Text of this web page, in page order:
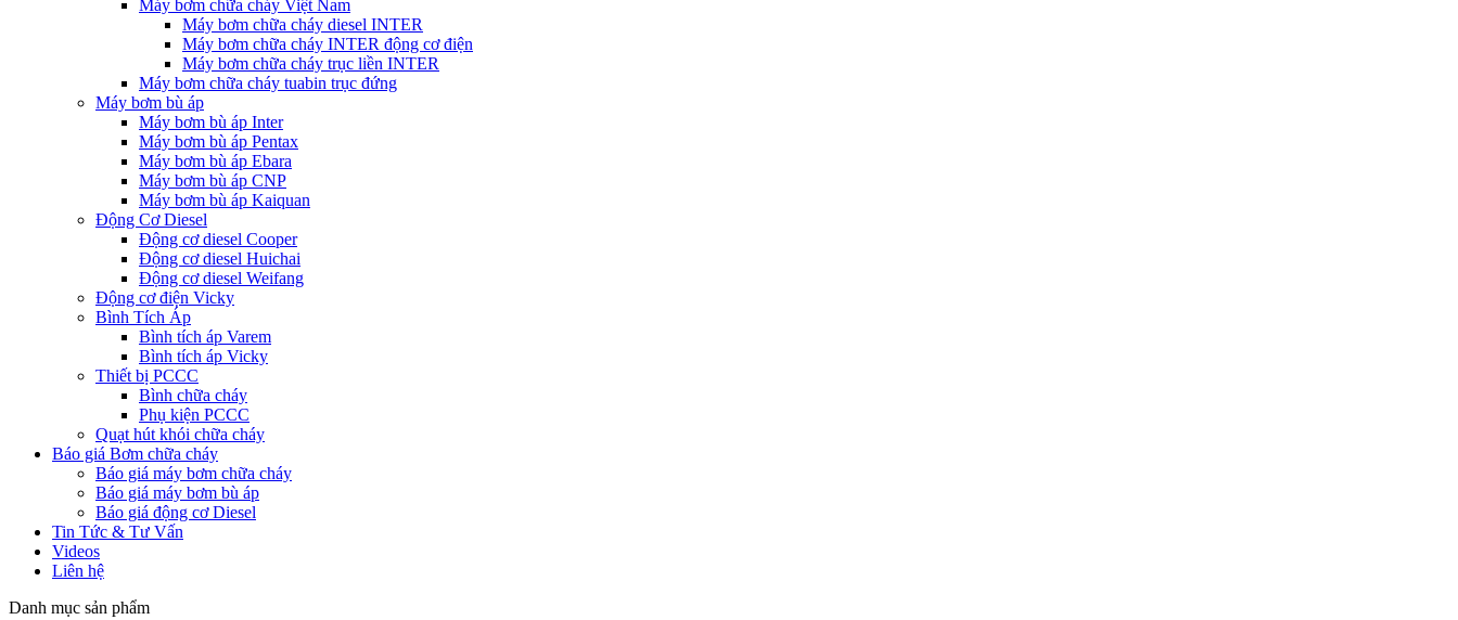
Máy bơm chữa cháy Việt Nam
Máy bơm chữa cháy diesel INTER
Máy bơm chữa cháy INTER động cơ điện
Máy bơm chữa cháy trục liền INTER
Máy bơm chữa cháy tuabin trục đứng
Máy bơm bù áp
Máy bơm bù áp Inter
Máy bơm bù áp Pentax
Máy bơm bù áp Ebara
Máy bơm bù áp CNP
Máy bơm bù áp Kaiquan
Động Cơ Diesel
Động cơ diesel Cooper
Động cơ diesel Huichai
Động cơ diesel Weifang
Động cơ điện Vicky
Bình Tích Áp
Bình tích áp Varem
Bình tích áp Vicky
Thiết bị PCCC
Bình chữa cháy
Phụ kiện PCCC
Quạt hút khói chữa cháy
Báo giá Bơm chữa cháy
Báo giá máy bơm chữa cháy
Báo giá máy bơm bù áp
Báo giá động cơ Diesel
Tin Tức & Tư Vấn
Videos
Liên hệ
Danh mục sản phẩm